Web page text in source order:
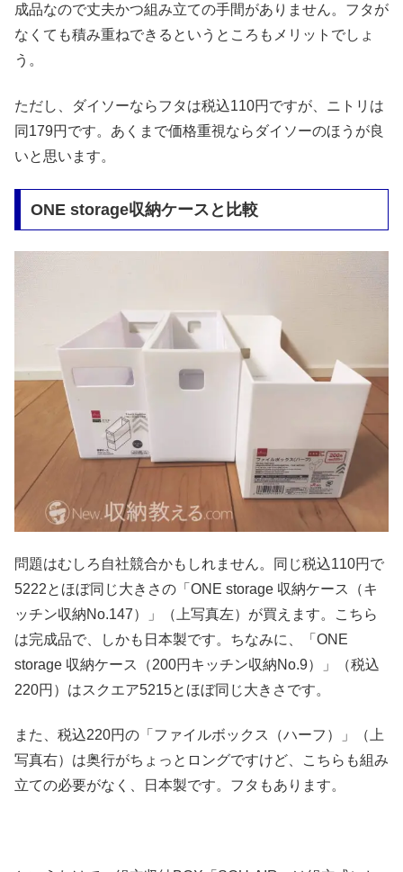
成品なので丈夫かつ組み立ての手間がありません。フタが
なくても積み重ねできるというところもメリットでしょ
う。
ただし、ダイソーならフタは税込110円ですが、ニトリは
同179円です。あくまで価格重視ならダイソーのほうが良
いと思います。
ONE storage収納ケースと比較
問題はむしろ自社競合かもしれません。同じ税込110円で
5222とほぼ同じ大きさの「ONE storage 収納ケース（キ
ッチン収納No.147）」（上写真左）が買えます。こちら
は完成品で、しかも日本製です。ちなみに、「ONE
storage 収納ケース（200円キッチン収納No.9）」（税込
220円）はスクエア5215とほぼ同じ大きさです。
また、税込220円の「ファイルボックス（ハーフ）」（上
写真右）は奥行がちょっとロングですけど、こちらも組み
立ての必要がなく、日本製です。フタもあります。